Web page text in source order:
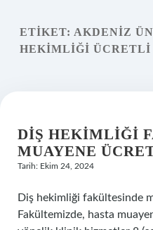
Yasal Uyarı
ETIKET: AKDENIZ
HEKIMLIĞI
DIŞ HEKIMLIĞI
MUAYENE
Tarih: Ekim 24, 2024
Diş hekimliği fakültesinde
Fakültemizde, hasta